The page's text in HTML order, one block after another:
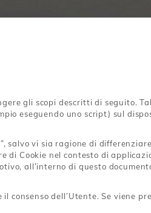
gli scopi descritti di seguito.
eseguendo uno script) sul
salvo vi sia ragione di
di Cookie nel contesto di
all’interno di questo
dell’Utente. Se viene